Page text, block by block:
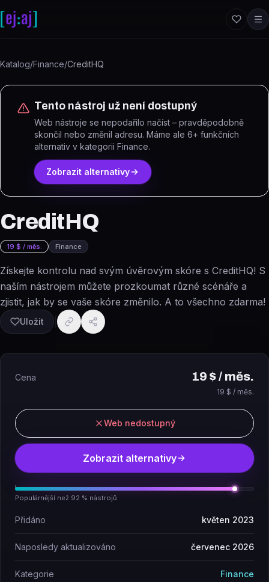
Katalog/Finance/CreditHQ
Tento nástroj už není dostupný
Web nástroje se nepodařilo načíst – pravděpodobně
skončil nebo změnil adresu. Máme ale 6+ funkčních
alternativ v kategorii Finance.
Zobrazit alternativy
CreditHQ
19 $ / měs. Finance
Získejte kontrolu nad svým úvěrovým skóre s CreditHQ! S
naším nástrojem můžete prozkoumat různé scénáře a
zjistit, jak by se vaše skóre změnilo. A to všechno zdarma!
Uložit
Cena 19 $ / měs.
19 $ / měs.
Web nedostupný
Zobrazit alternativy
Populárnější než 92 % nástrojů
Přidáno květen 2023
Naposledy aktualizováno červenec 2026
Kategorie Finance